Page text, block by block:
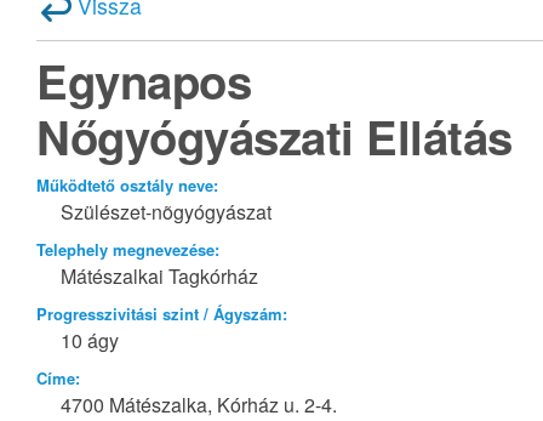
Egynapos
Nőgyógyászati Ellátás
Működtető osztály neve:
Szülészet-nõgyógyászat
Telephely megnevezése:
Mátészalkai Tagkórház
Progresszivitási szint / Ágyszám:
10 ágy
Címe:
4700 Mátészalka, Kórház u. 2-4.